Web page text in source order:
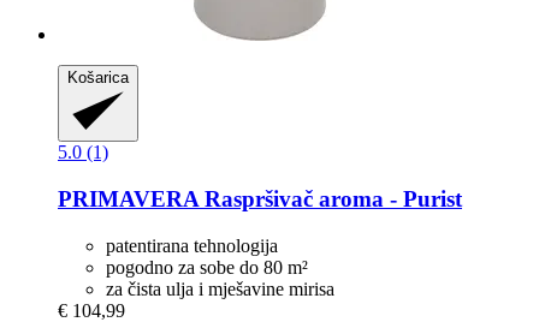
Košarica
5.0 (1)
PRIMAVERA Raspršivač aroma -​ Purist
patentirana tehnologija
pogodno za sobe do 80 m²
za čista ulja i mješavine mirisa
€ 104,99